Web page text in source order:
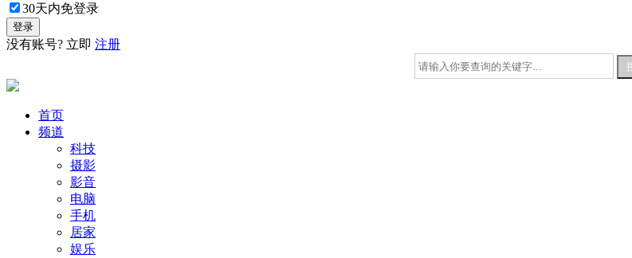
30天内免登录
没有账号? 立即 注册
首页
频道
科技
摄影
影音
电脑
手机
居家
娱乐